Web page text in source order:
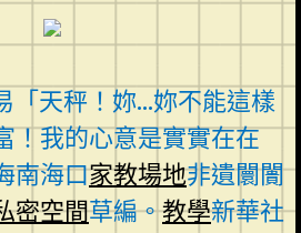
「天秤！妳…妳不能這樣
！我的心意是實實在在
南海口家教場地非遺闤闠
密空間草編。教學新華社